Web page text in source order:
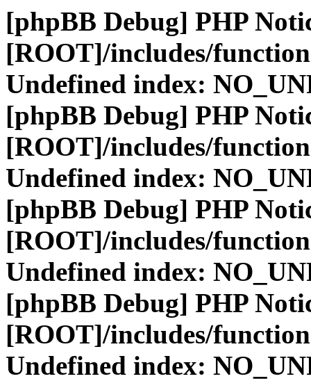
[phpBB Debug] PHP
[ROOT]/includes/
Undefined index:
[phpBB Debug] PHP
[ROOT]/includes/
Undefined index:
[phpBB Debug] PHP
[ROOT]/includes/
Undefined index:
[phpBB Debug] PHP
[ROOT]/includes/
Undefined index: